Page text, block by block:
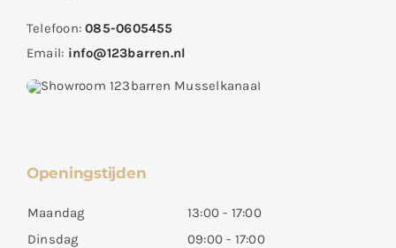
Telefoon:085-0605455
Email: info@123barren.nl
Openingstijden
Maandag
13:00 - 17:00
Dinsdag
09:00 - 17:00